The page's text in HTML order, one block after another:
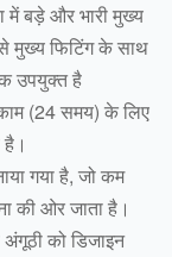
में बड़े और भारी मुख्य
मुख्य फिटिंग के साथ
उपयुक्त है
(24 समय) के लिए
गया है, जो कम
की ओर जाता है।
को डिजाइन